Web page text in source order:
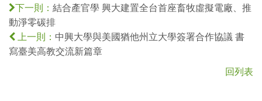
下一則： 結合產官學 興大建置全台首座畜牧虛擬電廠、推
動淨零碳排
上一則： 中興大學與美國猶他州立大學簽署合作協議 書
寫臺美高教交流新篇章
回列表